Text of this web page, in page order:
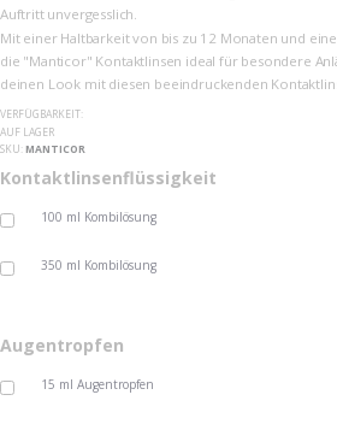
Auftritt unvergesslich.
Mit einer Haltbarkeit von bis zu 12 Monaten und
die "Manticor" Kontaktlinsen ideal für besondere
deinen Look mit diesen beeindruckenden
VERFÜGBARKEIT:
AUF LAGER
SKU MANTICOR
Kontaktlinsenflüssigkeit
100 ml Kombilösung
350 ml Kombilösung
Augentropfen
15 ml Augentropfen